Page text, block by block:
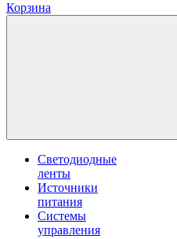
Корзина
Светодиодные
ленты
Источники
питания
Системы
управления